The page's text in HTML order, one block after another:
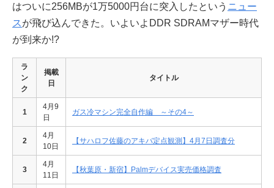
はついに256MBが1万5000円台に突入したという ニュー
スが飛び込んできた。いよいよDDR SDRAMマザー時代
が到来か!?
ラ
ン
ク
掲載
日
タイトル
1
4月9
日
ガス冷マシン完全自作編 ～その4～
2
4月
10日
【サハロフ佐藤のアキバ定点観測】4月7日調査分
3
4月
11日
【秋葉原・新宿】Palmデバイス実売価格調査